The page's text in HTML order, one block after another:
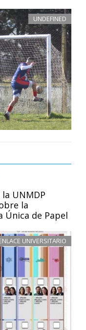
UNDEFINED
UNMDP
la
Única de Papel
UNIVERSITARIO